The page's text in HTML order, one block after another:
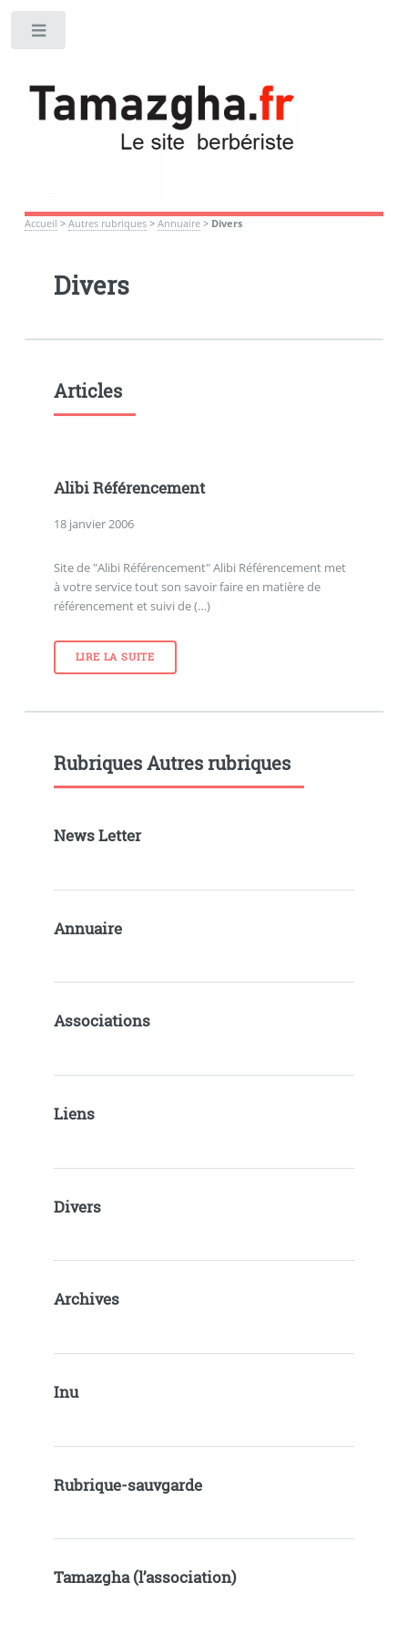
Accueil > Autres rubriques> Annuaire> Divers
Divers
Articles
Alibi Référencement
18 janvier 2006
Site de "Alibi Référencement" Alibi Référencement met
à votre service tout son savoir faire en matière de
référencement et suivi de (…)
LIRE LA SUITE
Rubriques Autres rubriques
News Letter
Annuaire
Associations
Liens
Divers
Archives
Inu
Rubrique-sauvgarde
Tamazgha (l’association)